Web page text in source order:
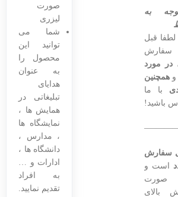
به
لطفا قبل
در مورد
وهمچنین
با ما
باشید!
سفارش
است و
بالای
صورت
لیزری
شما می
توانید این
محصول را
به عنوان
هدایای
تبلیغاتی در
همایش ها ،
نمایشگاه ها
، مدارس ،
دانشگاه ها ،
ادارات و …
به افراد
تقدیم نمایید.